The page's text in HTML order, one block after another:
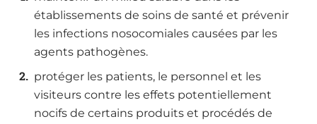
établissements de soins de santé et prévenir
les infections nosocomiales causées par les
agents pathogènes.
protéger les patients, le personnel et les
visiteurs contre les effets potentiellement
nocifs de certains produits et procédés de